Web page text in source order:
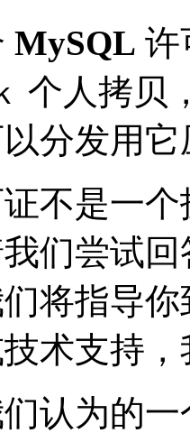
MySQL 许
个人拷贝
分发用
不是一
们尝试
将指导
术支持
认为的